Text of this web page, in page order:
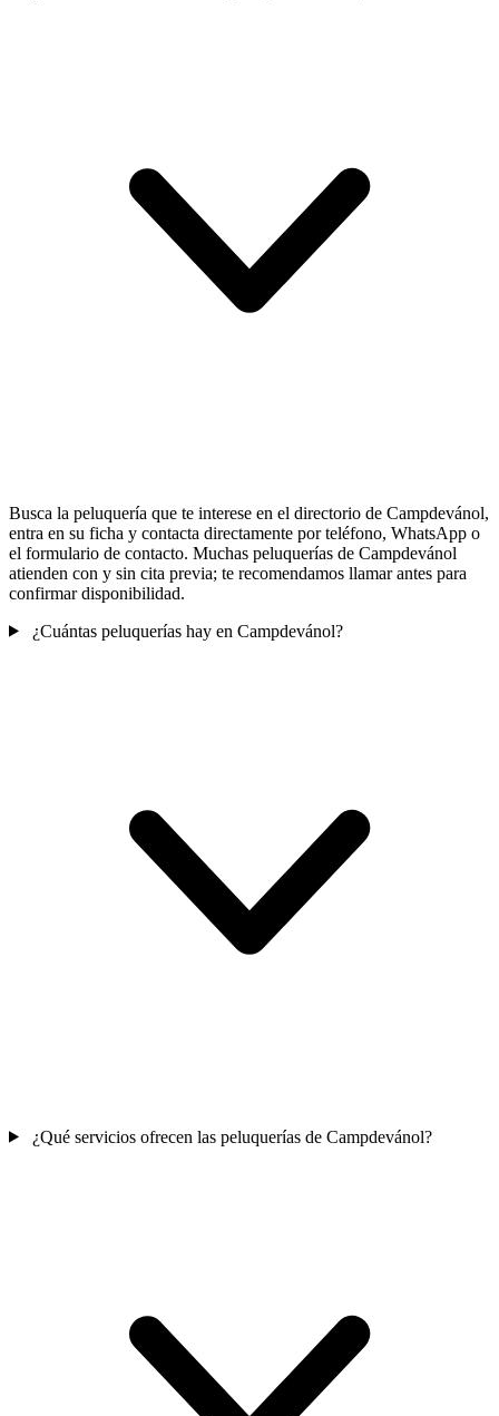
Busca la peluquería que te interese en el directorio de Campdevánol,
entra en su ficha y contacta directamente por teléfono, WhatsApp o
el formulario de contacto. Muchas peluquerías de Campdevánol
atienden con y sin cita previa; te recomendamos llamar antes para
confirmar disponibilidad.
¿Cuántas peluquerías hay en Campdevánol?
¿Qué servicios ofrecen las peluquerías de Campdevánol?